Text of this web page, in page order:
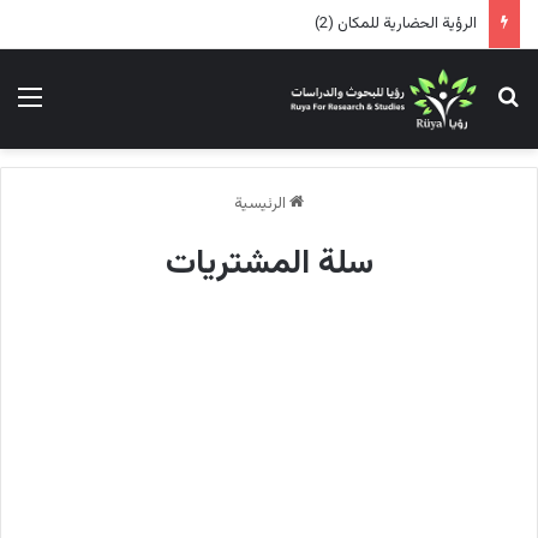
الرؤية الحضارية للمكان (2)
بحث عن
الرئيسية
سلة المشتريات